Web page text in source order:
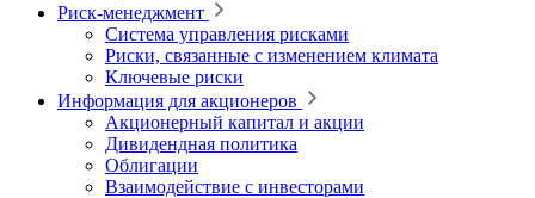
Риск-менеджмент
Система управления рисками
Риски, связанные с изменением климата
Ключевые риски
Информация для акционеров
Акционерный капитал и акции
Дивидендная политика
Облигации
Взаимодействие с инвесторами